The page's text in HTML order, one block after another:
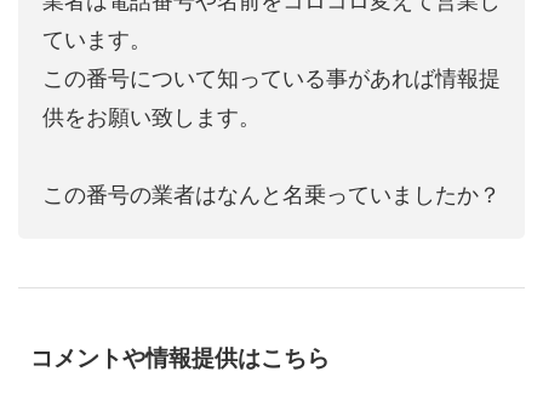
ています。
この番号について知っている事があれば情報提
供をお願い致します。
この番号の業者はなんと名乗っていましたか？
コメントや情報提供はこちら